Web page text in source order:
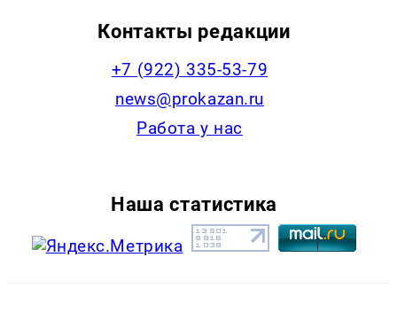
Контакты редакции
+7 (922) 335-53-79
news@prokazan.ru
Работа у нас
Наша статистика